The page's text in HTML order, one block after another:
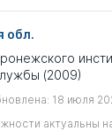
обл.
(2009)
18 июля
актуальны